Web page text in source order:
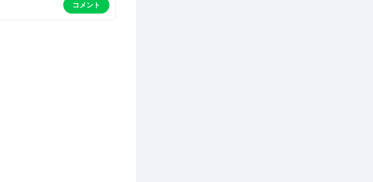
コメント